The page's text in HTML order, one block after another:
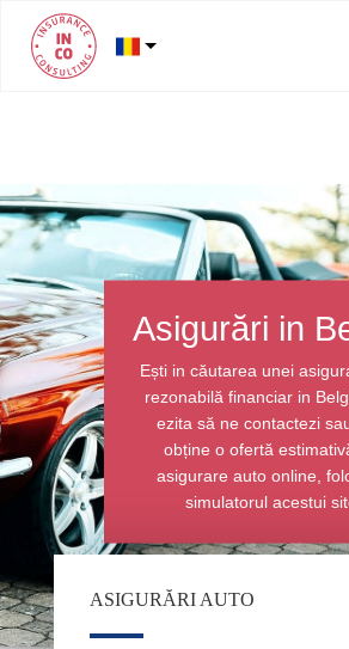
Asigurări in
Ești in căutarea unei
rezonabilă financiar in
ezita să ne contactezi
obține o ofertă
asigurare auto online,
simulatorul acestui
ASIGURĂRI AUTO